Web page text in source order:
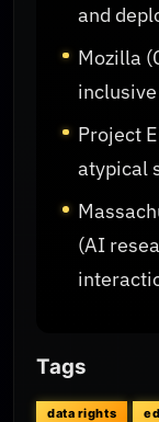
and
Mozilla
Project
atypical
(AI
Tags
data rights